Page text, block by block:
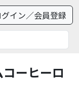
グイン／会員登録
ーヒーロ